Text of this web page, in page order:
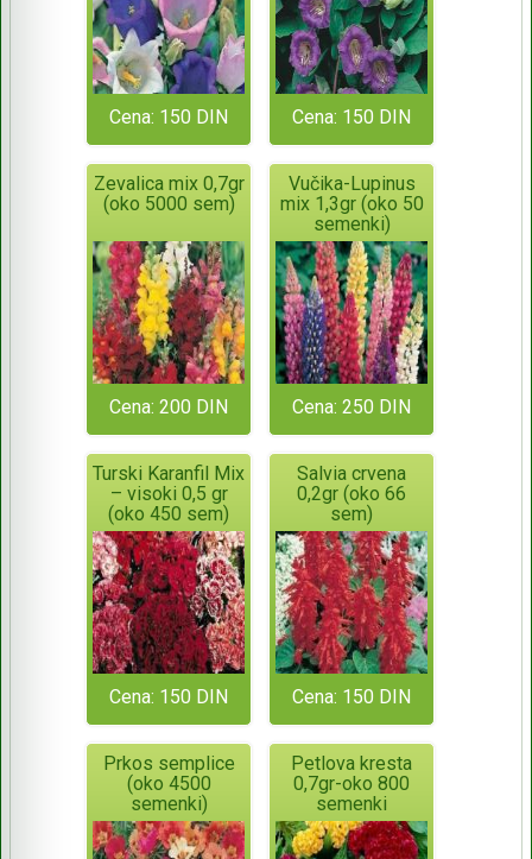
Cena: 150 DIN Cena: 150 DIN
Zevalica mix 0,7gr
(oko 5000 sem)
Cena: 200 DIN
Vučika-Lupinus
mix 1,3gr (oko 50
semenki)
Cena: 250 DIN
Turski Karanfil Mix
– visoki 0,5 gr
(oko 450 sem)
Cena: 150 DIN
Salvia crvena
0,2gr (oko 66
sem)
Cena: 150 DIN
Prkos semplice
(oko 4500
semenki)
Petlova kresta
0,7gr-oko 800
semenki